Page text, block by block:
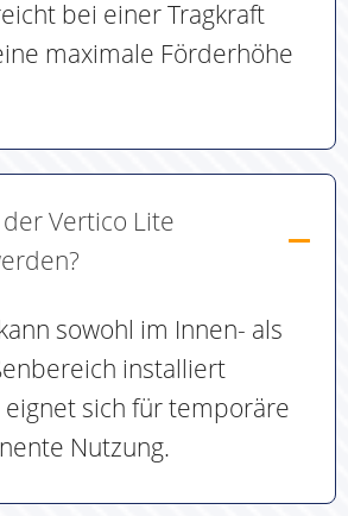
bei einer Tragkraft
maximale Förderhöhe
Vertico Lite
sowohl im Innen- als
installiert
sich für temporäre
Nutzung.